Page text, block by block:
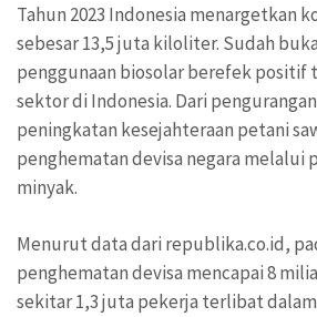
Tahun 2023 Indonesia menargetkan
sebesar 13,5 juta kiloliter. Sudah
penggunaan biosolar berefek positif
sektor di Indonesia. Dari
peningkatan kesejahteraan petani
penghematan devisa negara melalui
minyak.
Menurut data dari republika.co.id,
penghematan devisa mencapai 8
sekitar 1,3 juta pekerja terlibat